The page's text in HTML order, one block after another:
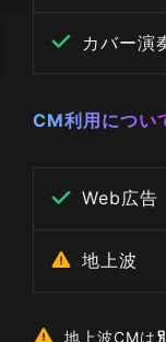
カバー演
CM利用につい
Web広告
地上波
地上波CMは